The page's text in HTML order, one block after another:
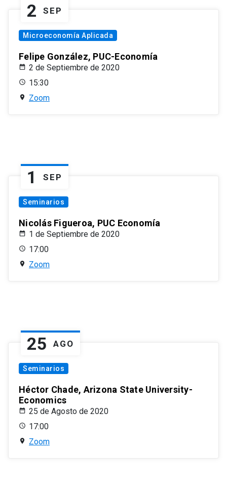
2 SEP
Microeconomía Aplicada
Felipe González, PUC-Economía
2 de Septiembre de 2020
15:30
Zoom
1 SEP
Seminarios
Nicolás Figueroa, PUC Economía
1 de Septiembre de 2020
17:00
Zoom
25 AGO
Seminarios
Héctor Chade, Arizona State University-
Economics
25 de Agosto de 2020
17:00
Zoom